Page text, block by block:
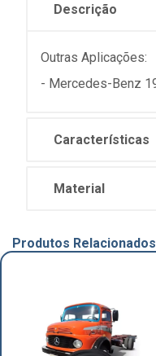
Descrição
Outras Aplicações:
- Mercedes-Benz
Características
Material
Produtos Relacionados